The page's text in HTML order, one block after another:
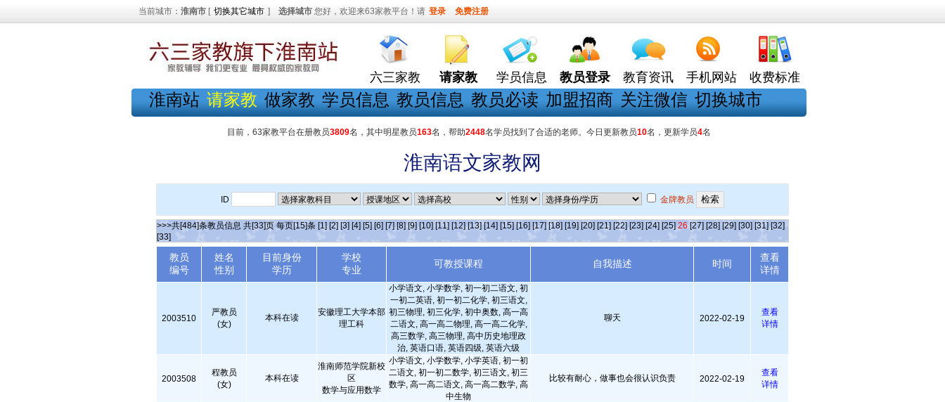
当前城市： 淮南市 [ 切换其它城市 ] 选择城市 您好，欢迎来63家教平台！请 登录 免费注册
六三家教 请家教 学员信息 教员登录 教育资讯 手机网站 收费标准
淮南站 请家教 做家教 学员信息 教员信息 教员必读 加盟招商 关注微信 切换城市
目前，63家教平台在册教员3809名，其中明星教员163名，帮助2448名学员找到了合适的老师。今日更新教员10名，更新学员4名
淮南语文家教网
ID 金牌教员
>>>共[484]条教员信息 共[33]页 每页[15]条 [1] [2] [3] [4] [5] [6] [7] [8] [9] [10] [11] [12] [13] [14] [15] [16] [17] [18] [19] [20] [21] [22] [23] [24] [25] 26 [27] [28] [29] [30] [31] [32]
[33]
教员
编号
姓名
性别
目前身份
学历
学校
专业
可教授课程 自我描述 时间
查看
详情
2003510
严教员
(女)
本科在读
安徽理工大学本部
理工科
小学语文, 小学数学, 初一初二语文, 初
一初二英语, 初一初二化学, 初三语文,
初三物理, 初三化学, 初中奥数, 高一高
二语文, 高一高二物理, 高一高二化学,
高三数学, 高三物理, 高中历史地理政
治, 英语口语, 英语四级, 英语六级
聊天 2022-02-19
查看
详情
2003508
程教员
(女)
本科在读
淮南师范学院新校
区
数学与应用数学
小学语文, 小学数学, 小学英语, 初一初
二语文, 初一初二数学, 初三语文, 初三
数学, 高一高二语文, 高一高二数学, 高
中生物
比较有耐心，做事也会很认识负责 2022-02-19
查看
详情